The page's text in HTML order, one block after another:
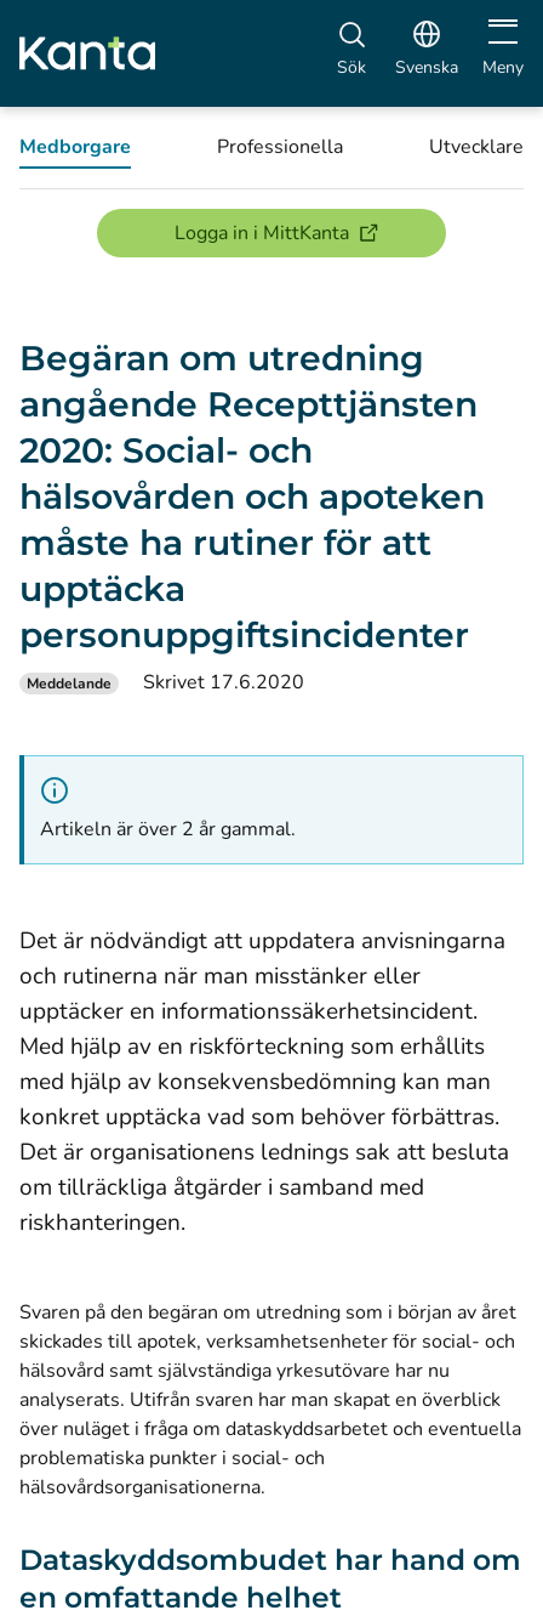
Sök Svenska Öppna
Meny
Medborgare Professionella Utvecklare
Logga in i MittKanta(öppnas i ett nytt
Begäran om utredning
angående Recepttjänsten
2020: Social- och
hälsovården och apoteken
måste ha rutiner för att
upptäcka
personuppgiftsincidenter
Meddelande Skrivet 17.6.2020
Artikeln är över 2 år gammal.
Det är nödvändigt att uppdatera anvisningarna
och rutinerna när man misstänker eller
upptäcker en informationssäkerhetsincident.
Med hjälp av en riskförteckning som erhållits
med hjälp av konsekvensbedömning kan man
konkret upptäcka vad som behöver förbättras.
Det är organisationens lednings sak att besluta
om tillräckliga åtgärder i samband med
riskhanteringen.
Svaren på den begäran om utredning som i början av året
skickades till apotek, verksamhetsenheter för social- och
hälsovård samt självständiga yrkesutövare har nu
analyserats. Utifrån svaren har man skapat en överblick
över nuläget i fråga om dataskyddsarbetet och eventuella
problematiska punkter i social- och
hälsovårdsorganisationerna.
Dataskyddsombudet har hand om
en omfattande helhet